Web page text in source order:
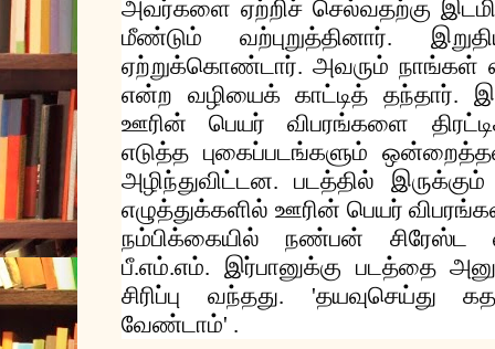
அவர்களை ஏற்றிச் செல்வதற்கு
மீண்டும்
வற்புறுத்தினார்.
ஏற்றுக்கொண்டார். அவரும் நாங்கள்
என்ற வழியைக் காட்டித் தந்தார்.
ஊரின்
பெயர் விபரங்களை
எடுத்த புகைப்படங்களும்
அழிந்துவிட்டன.படத்தில்
இருக்கும்
எழுத்துக்களில் ஊரின் பெயர்
நம்பிக்கையில்
நண்பன் சிரேஸ்ட
பீ.எம்.எம். இர்பானுக்கு படத்தை
சிரிப்பு
வந்தது. 'தயவுசெய்து
வேண்டாம்' .